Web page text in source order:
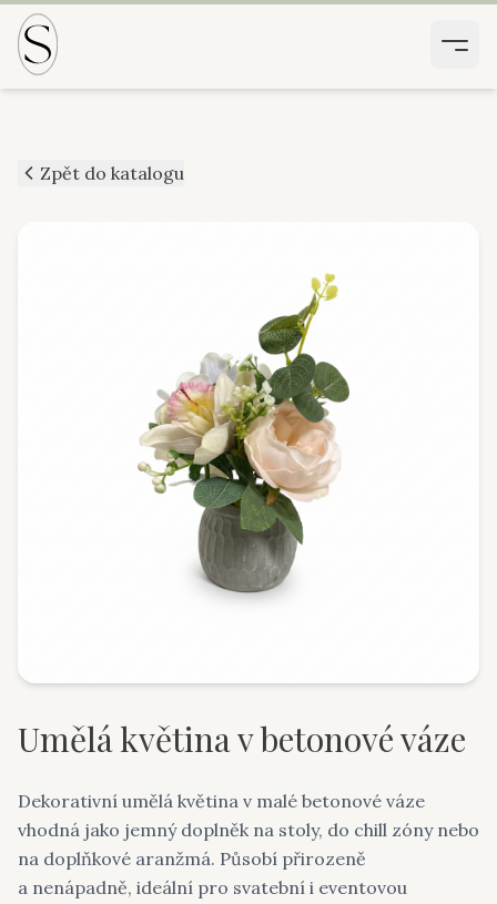
Zpět do katalogu
Umělá květina v betonové váze
Dekorativní umělá květina v malé betonové váze
vhodná jako jemný doplněk na stoly, do chill zóny nebo
na doplňkové aranžmá. Působí přirozeně
a nenápadně, ideální pro svatební i eventovou